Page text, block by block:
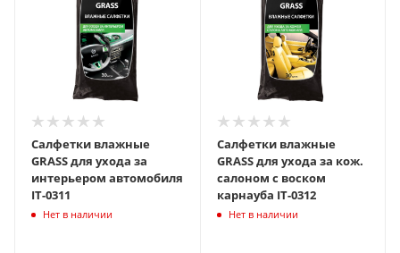
Салфетки влажные
GRASS для ухода за
интерьером автомобиля
IT-0311
Нет в наличии
Салфетки влажные
GRASS для ухода за кож.
салоном с воском
карнауба IT-0312
Нет в наличии